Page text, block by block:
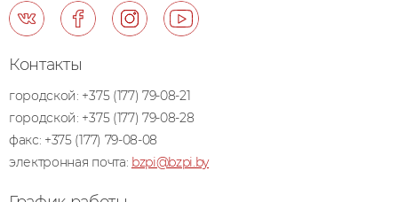
Контакты
городской: +375 (177) 79-08-21
городской: +375 (177) 79-08-28
факс: +375 (177) 79-08-08
электронная почта: bzpi@bzpi.by